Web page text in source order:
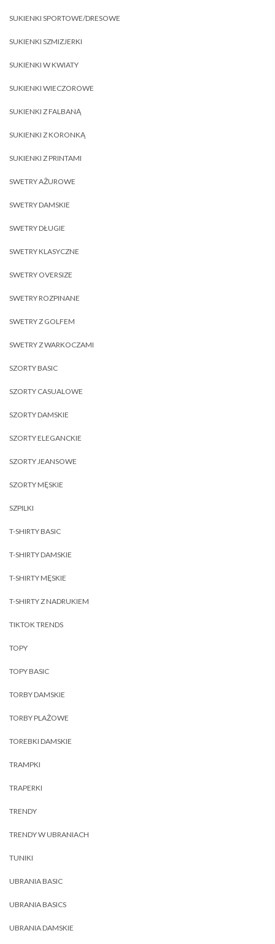
SUKIENKI SPORTOWE/DRESOWE
SUKIENKI SZMIZJERKI
SUKIENKI W KWIATY
SUKIENKI WIECZOROWE
SUKIENKI Z FALBANĄ
SUKIENKI Z KORONKĄ
SUKIENKI Z PRINTAMI
SWETRY AŻUROWE
SWETRY DAMSKIE
SWETRY DŁUGIE
SWETRY KLASYCZNE
SWETRY OVERSIZE
SWETRY ROZPINANE
SWETRY Z GOLFEM
SWETRY Z WARKOCZAMI
SZORTY BASIC
SZORTY CASUALOWE
SZORTY DAMSKIE
SZORTY ELEGANCKIE
SZORTY JEANSOWE
SZORTY MĘSKIE
SZPILKI
T-SHIRTY BASIC
T-SHIRTY DAMSKIE
T-SHIRTY MĘSKIE
T-SHIRTY Z NADRUKIEM
TIKTOK TRENDS
TOPY
TOPY BASIC
TORBY DAMSKIE
TORBY PLAŻOWE
TOREBKI DAMSKIE
TRAMPKI
TRAPERKI
TRENDY
TRENDY W UBRANIACH
TUNIKI
UBRANIA BASIC
UBRANIA BASICS
UBRANIA DAMSKIE